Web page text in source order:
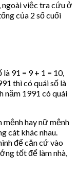
việc tra cứu ở
của 2 số cuối
91 = 9 + 1 = 10,
thì có quái số là
năm 1991 có quái
mệnh hay nữ mệnh
cát khác nhau.
để căn cứ vào
tốt để làm nhà,